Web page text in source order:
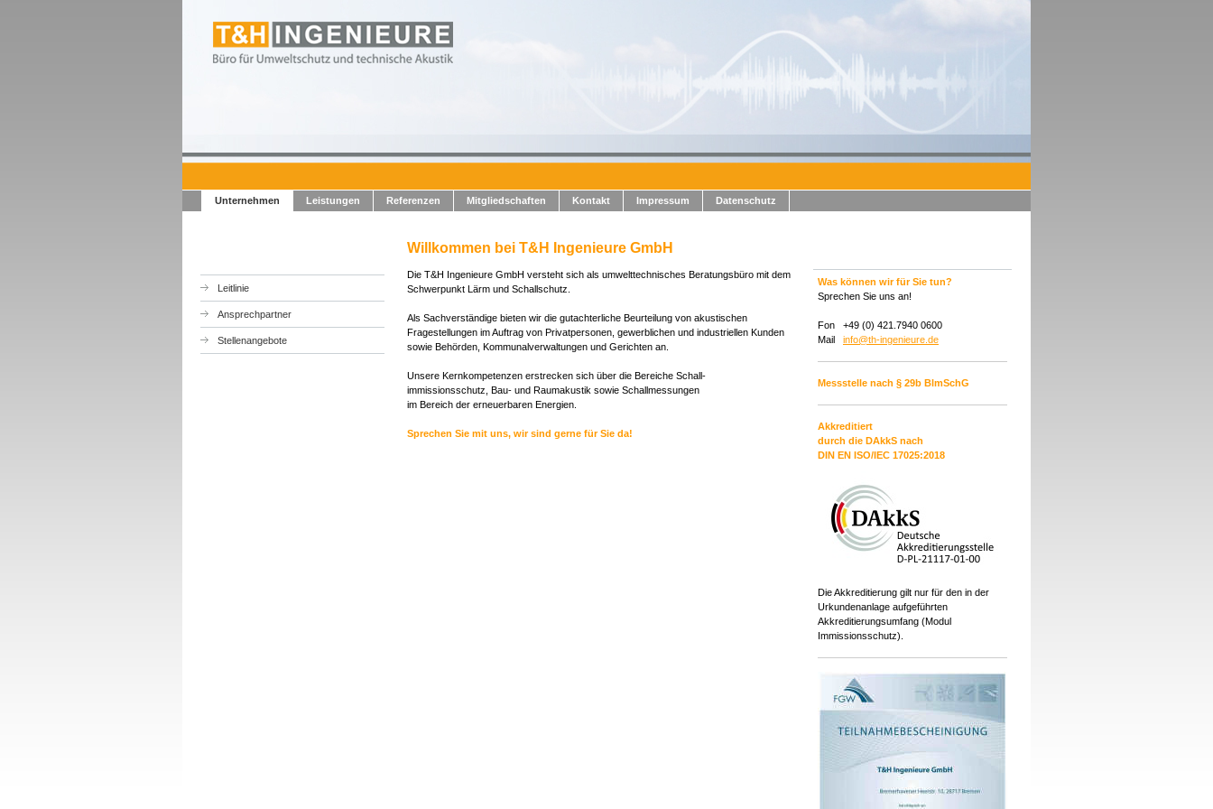
Unternehmen Leistungen Referenzen Mitgliedschaften Kontakt Impressum Datenschutz
Leitlinie
Ansprechpartner
Stellenangebote
Willkommen bei T&H Ingenieure GmbH
Die T&H Ingenieure GmbH versteht sich als umwelttechnisches Beratungsbüro mit dem
Schwerpunkt Lärm und Schallschutz.
Als Sachverständige bieten wir die gutachterliche Beurteilung von akustischen
Fragestellungen im Auftrag von Privatpersonen, gewerblichen und industriellen Kunden
sowie Behörden, Kommunalverwaltungen und Gerichten an.
Unsere Kernkompetenzen erstrecken sich über die Bereiche Schall-
immissionsschutz, Bau- und Raumakustik sowie Schallmessungen
im Bereich der erneuerbaren Energien.
Sprechen Sie mit uns, wir sind gerne für Sie da!
Was können wir für Sie tun?
Sprechen Sie uns an!
Fon +49 (0) 421.7940 0600
Mail info@th-ingenieure.de
Messstelle nach § 29b BlmSchG
Akkreditiert
durch die DAkkS nach
DIN EN ISO/IEC 17025:2018
Die Akkreditierung gilt nur für den in der
Urkundenanlage aufgeführten
Akkreditierungsumfang (Modul
Immissionsschutz).